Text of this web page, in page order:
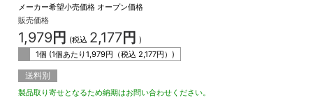
メーカー希望小売価格 オープン価格
販売価格
1,979円 (税込 2,177円 )
1個 (1個あたり1,979円（税込 2,177円）)
送料別
製品取り寄せとなるため納期はお問い合わせください。